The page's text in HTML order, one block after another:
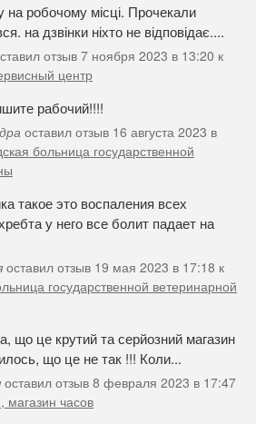
на робочому місці. Прочекали
на дзвінки ніхто не відповідає....
отзыв 7 ноября 2023 в 13:20 к
центр
рабочий!!!!
оставил отзыв 16 августа 2023 в
больница государственной
такое это воспаления всех
у него все болит падает на
оставил отзыв 19 мая 2023 в 17:18 к
государственной ветеринарной
що це крутий та серйозний магазин
що це не так !!! Коли...
оставил отзыв 8 февраля 2023 в 17:47
магазин часов